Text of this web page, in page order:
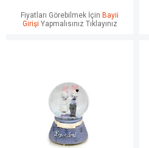
Fiyatları Görebilmek İçin Bayii
Girişi Yapmalısınız Tıklayınız